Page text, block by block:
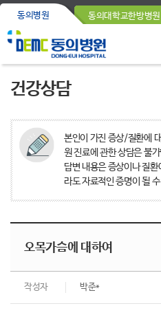
동의병원 동의대학교한방병원
건강상담
본인이 가진 증상/질환에
원 진료에 관한 상담은 불
답변 내용은 증상이나 질
라도 자료적인 증명이 될
오목가슴에 대하여
작성자 박준*